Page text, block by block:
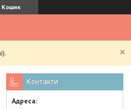
Кошик
Контакти